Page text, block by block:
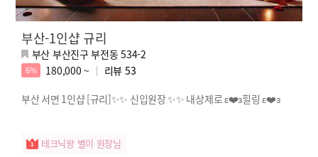
부산-1인샵 규리
부산 부산진구 부전동 534-2
6% 180,000 ~ 리뷰 53
부산 서면 1인샵 [규리]✨✨ 신입원장 ✨✨ 내상제로 ε❤️з힐링 ε❤️з
테크닉왕 별이 원장님